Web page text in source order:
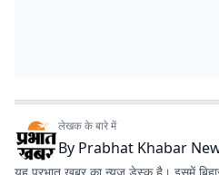
लेखक के बारे में
By Prabhat Khabar